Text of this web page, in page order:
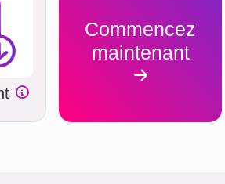
Commencez
maintenant